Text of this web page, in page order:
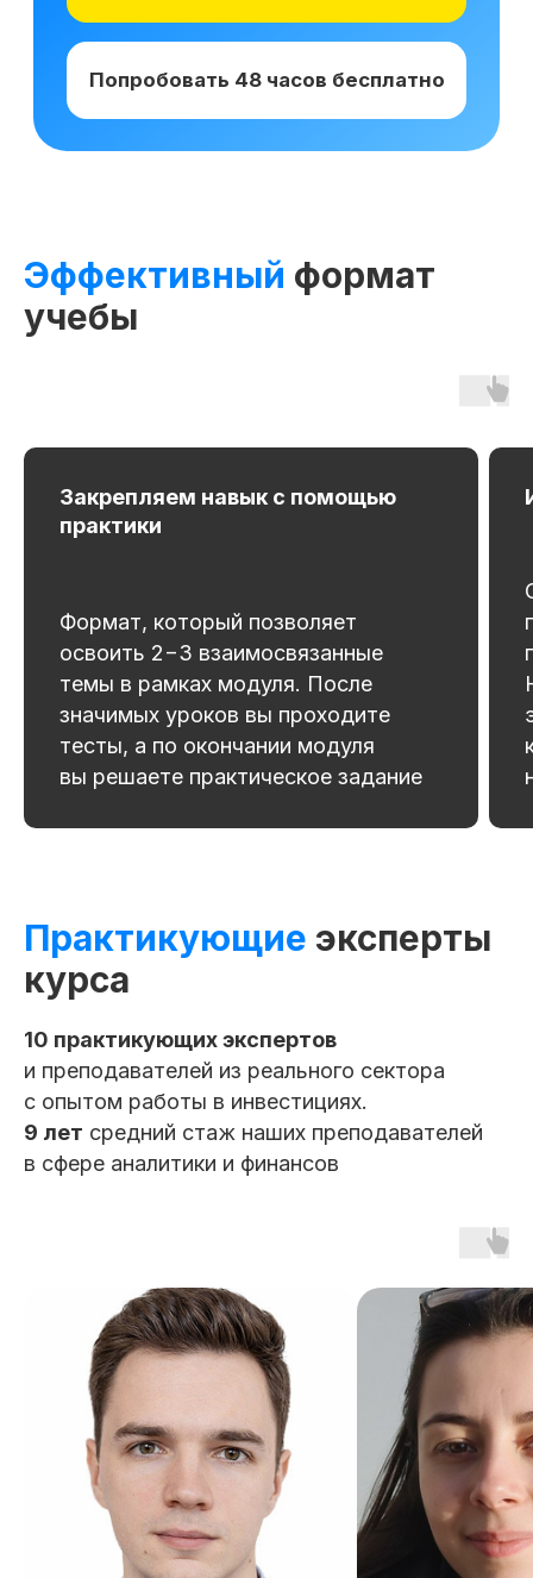
Эффективный формат
учебы
Закрепляем навык с помощью
практики
Формат, который позволяет
освоить 2−3 взаимосвязанные
темы в рамках модуля. После
значимых уроков вы проходите
тесты, а по окончании модуля
вы решаете практическое задание
Практикующие эксперты
курса
10 практикующих экспертов
и преподавателей из реального сектора
с опытом работы в инвестициях.
9 лет средний стаж наших преподавателей
в сфере аналитики и финансов
Получай подарки от партнеров
при покупке курса